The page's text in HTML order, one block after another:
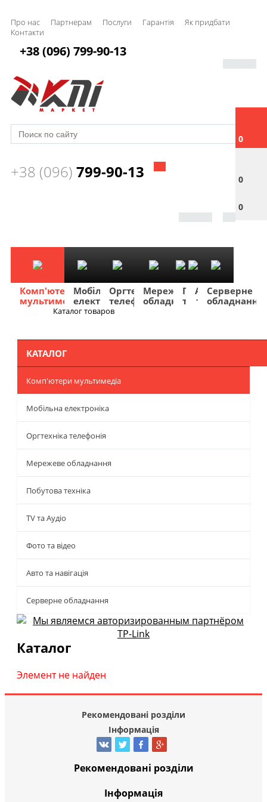
Про нас Партнерам Послуги Гарантія
Як придбати
Контакти
0
0
0
+38 (096) 799-90-13
+38 (096) 799-90-13
Комп'ютери
мультимедіа
Мобільна
електроніка
Оргтехніка
телефонія
Мережеве
обладнання
Побутова
техніка
TV
та
Фото
та
Авто
та
Серверне
обладнання
Каталог товаров
КАТАЛОГ
Комп'ютери мультимедіа
Мобільна електроніка
Оргтехніка телефонія
Мережеве обладнання
Побутова техніка
TV та Аудіо
Фото та відео
Авто та навігація
Серверне обладнання
Каталог
Элемент не найден
Рекомендовані розділи
Інформація
Рекомендовані розділи
Інформація